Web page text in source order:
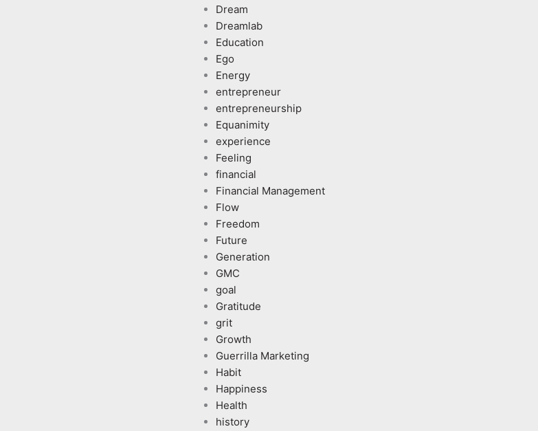
Dream
Dreamlab
Education
Ego
Energy
entrepreneur
entrepreneurship
Equanimity
experience
Feeling
financial
Financial Management
Flow
Freedom
Future
Generation
GMC
goal
Gratitude
grit
Growth
Guerrilla Marketing
Habit
Happiness
Health
history